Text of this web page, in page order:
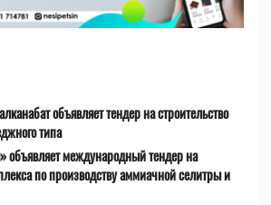
объявляет тендер на строительство
типа
объявляет международный тендер на
по производству аммиачной селитры и